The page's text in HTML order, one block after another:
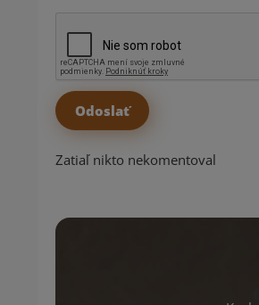
Zatiaľ nikto nekomentoval